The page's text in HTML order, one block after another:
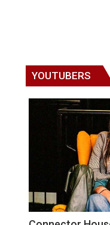
YOUTUBERS